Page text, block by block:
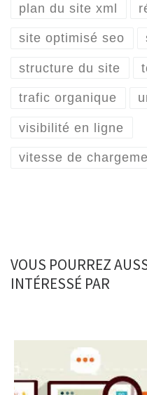
plan du site xml
site optimisé seo
structure du site
trafic organique
visibilité en ligne
vitesse de
VOUS POURREZ
INTÉRESSÉ PAR